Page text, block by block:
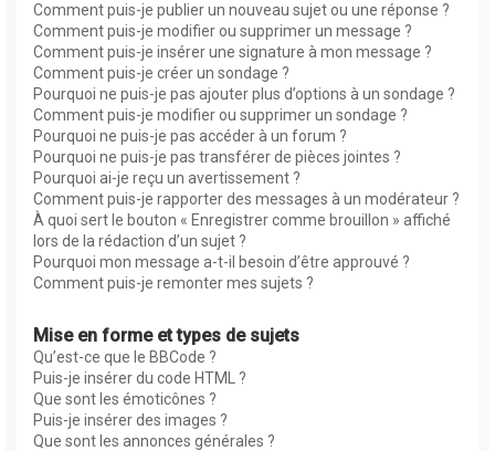
Comment puis-je publier un nouveau sujet ou une réponse ?
Comment puis-je modifier ou supprimer un message ?
Comment puis-je insérer une signature à mon message ?
Comment puis-je créer un sondage ?
Pourquoi ne puis-je pas ajouter plus d’options à un sondage ?
Comment puis-je modifier ou supprimer un sondage ?
Pourquoi ne puis-je pas accéder à un forum ?
Pourquoi ne puis-je pas transférer de pièces jointes ?
Pourquoi ai-je reçu un avertissement ?
Comment puis-je rapporter des messages à un modérateur ?
À quoi sert le bouton « Enregistrer comme brouillon » affiché
lors de la rédaction d’un sujet ?
Pourquoi mon message a-t-il besoin d’être approuvé ?
Comment puis-je remonter mes sujets ?
Mise en forme et types de sujets
Qu’est-ce que le BBCode ?
Puis-je insérer du code HTML ?
Que sont les émoticônes ?
Puis-je insérer des images ?
Que sont les annonces générales ?